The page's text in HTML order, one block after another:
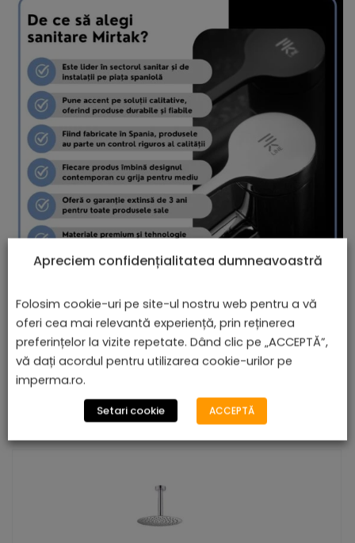
PRODUSE ASEMĂNĂTOARE
Apreciem confidențialitatea dumneavoastră
Folosim cookie-uri pe site-ul nostru web pentru a vă
oferi cea mai relevantă experiență, prin reținerea
preferințelor la vizite repetate. Dând clic pe „ACCEPTĂ”,
vă dați acordul pentru utilizarea cookie-urilor pe
imperma.ro.
Setari cookie ACCEPTĂ